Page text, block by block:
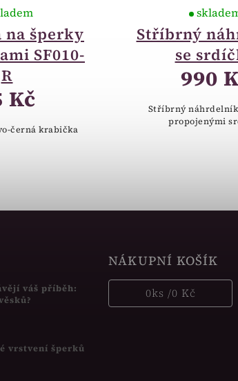
šperky
SF010-
R
Kč
černá krabička
Stříbrný
se
990
Stříbrný náhrdelník
propojenými
váš příběh:
vrstvení šperků
NÁKUPNÍ KOŠÍK
0ks /0 Kč